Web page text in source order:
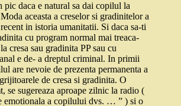
pic daca e natural sa dai copilul la
aceasta a creselor si gradinitelor a
in istoria umanitatii. Si daca sa-ti
cu program normal mai treaca-
cresa sau gradinita PP sau cu
e de- a dreptul criminal. In primii
are nevoie de prezenta permanenta a
de cresa si gradinita. O
se sugereaza aproape zilnic la radio (
emotionala a copilului dvs. … ” ) si o